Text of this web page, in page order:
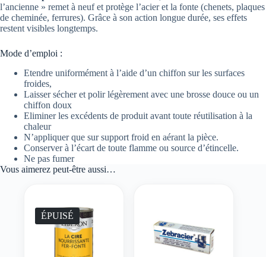
l’ancienne » remet à neuf et protège l’acier et la fonte (chenets, plaques
de cheminée, ferrures). Grâce à son action longue durée, ses effets
restent visibles longtemps.
Mode d’emploi :
Etendre uniformément à l’aide d’un chiffon sur les surfaces
froides,
Laisser sécher et polir légèrement avec une brosse douce ou un
chiffon doux
Eliminer les excédents de produit avant toute réutilisation à la
chaleur
N’appliquer que sur support froid en aérant la pièce.
Conserver à l’écart de toute flamme ou source d’étincelle.
Ne pas fumer
Vous aimerez peut-être aussi…
ÉPUISÉ